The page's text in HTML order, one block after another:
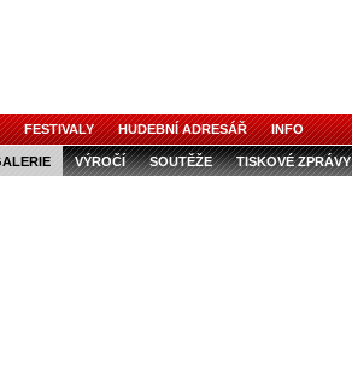
FESTIVALY HUDEBNÍ ADRESÁŘ INFO
VÝROČÍ SOUTĚŽE TISKOVÉ ZPRÁVY